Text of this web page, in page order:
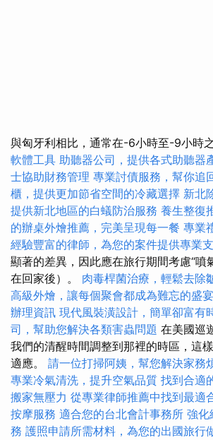
與匈牙利相比，通常在-6小時至-9小時
軟體工具 助聽器公司，提供各式助聽器
士協助財務管理 專業討債服務，幫你追
櫃，提供更加節省空間的冷藏選擇 新北
提供新北地區的白蟻防治服務 養生整復
的辦桌外燴推薦，完美呈現每一餐 專業
經驗豐富的律師，為您的案件提供專業
顯著的差異，因此應在旅行期間考慮“噴
在回家後）。 肉毒桿菌治療，輕鬆去除
高級外燴，讓每個聚會都成為難忘的盛宴
辦理資訊 現代風裝潢設計，簡單卻富有
司，幫助您解決各類害蟲問題 在美國巡
我們的清醒時間調整到那裡的時區，這
適應。 請一位打掃阿姨，幫您解決家務
專業冷氣清洗，提升空氣品質 找到合適
搬家無壓力 從專業律師推薦中找到最適
按摩服務 適合您的台北會計事務所 強化
務 護照申請所需材料，為您的出國旅行